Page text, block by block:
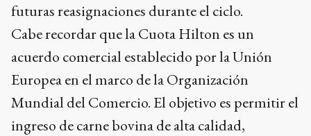
futuras reasignaciones durante el ciclo.
Cabe recordar que la Cuota Hilton es un
acuerdo comercial establecido por la Unión
Europea en el marco de la Organización
Mundial del Comercio. El objetivo es permitir el
ingreso de carne bovina de alta calidad,